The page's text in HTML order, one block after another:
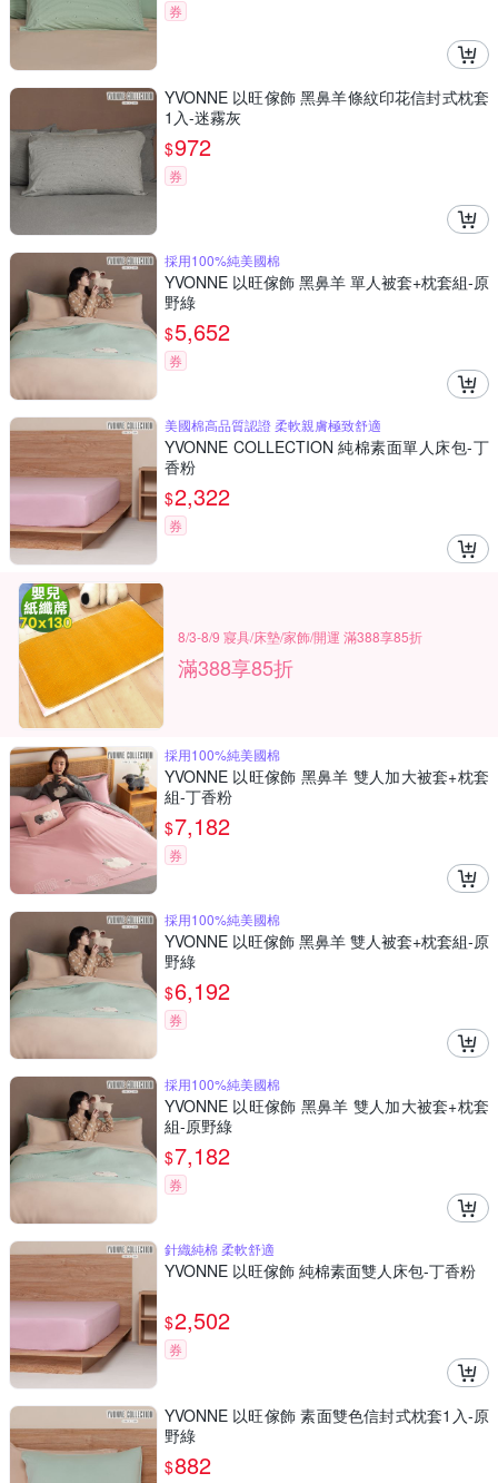
券
YVONNE 以旺傢飾 黑鼻羊條紋印花信封式枕套
1入-迷霧灰
$972
券
採用100%純美國棉
YVONNE 以旺傢飾 黑鼻羊 單人被套+枕套組-原
野綠
$5,652
券
美國棉高品質認證 柔軟親膚極致舒適
YVONNE COLLECTION 純棉素面單人床包-丁
香粉
$2,322
券
8/3-8/9 寢具/床墊/家飾/開運 滿388享85折
滿388享85折
採用100%純美國棉
YVONNE 以旺傢飾 黑鼻羊 雙人加大被套+枕套
組-丁香粉
$7,182
券
採用100%純美國棉
YVONNE 以旺傢飾 黑鼻羊 雙人被套+枕套組-原
野綠
$6,192
券
採用100%純美國棉
YVONNE 以旺傢飾 黑鼻羊 雙人加大被套+枕套
組-原野綠
$7,182
券
針織純棉 柔軟舒適
YVONNE 以旺傢飾 純棉素面雙人床包-丁香粉
$2,502
券
YVONNE 以旺傢飾 素面雙色信封式枕套1入-原
野綠
$882